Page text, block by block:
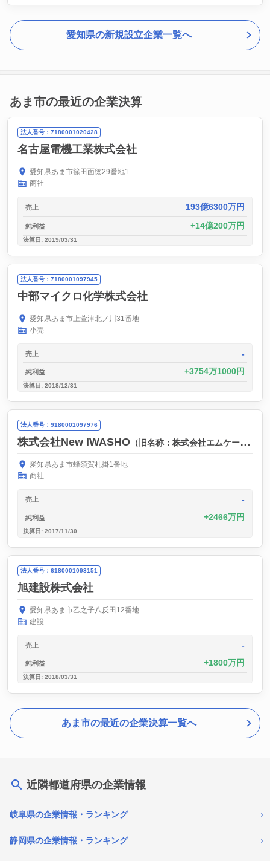
愛知県の新規設立企業一覧へ
あま市の最近の企業決算
法人番号：7180001020428
名古屋電機工業株式会社
愛知県あま市篠田面徳29番地1
商社
売上 193億6300万円
純利益 14億200万円
決算日: 2019/03/31
法人番号：7180001097945
中部マイクロ化学株式会社
愛知県あま市上萱津北ノ川31番地
小売
売上 -
純利益 3754万1000円
決算日: 2018/12/31
法人番号：9180001097976
株式会社New IWASHO （旧名称：株式会社エムケーテクノ）
愛知県あま市蜂須賀札掛1番地
商社
売上 -
純利益 2466万円
決算日: 2017/11/30
法人番号：6180001098151
旭建設株式会社
愛知県あま市乙之子八反田12番地
建設
売上 -
純利益 1800万円
決算日: 2018/03/31
あま市の最近の企業決算一覧へ
近隣都道府県の企業情報
岐阜県の企業情報・ランキング
静岡県の企業情報・ランキング